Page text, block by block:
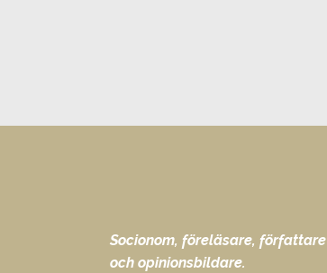
Socionom, föreläsare, författare
och opinionsbildare.